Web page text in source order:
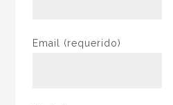
Email (requerido)